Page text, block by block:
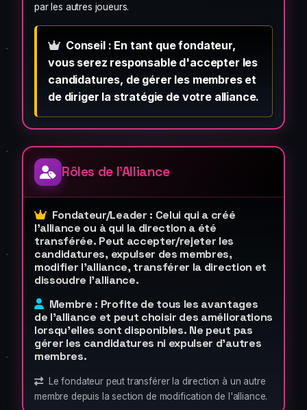
par les autres joueurs.
Conseil : En tant que fondateur,
vous serez responsable d'accepter les
candidatures, de gérer les membres et
de diriger la stratégie de votre alliance.
Rôles de l'Alliance
Fondateur/Leader : Celui qui a créé
l'alliance ou à qui la direction a été
transférée. Peut accepter/rejeter les
candidatures, expulser des membres,
modifier l'alliance, transférer la direction et
dissoudre l'alliance.
Membre : Profite de tous les avantages
de l'alliance et peut choisir des améliorations
lorsqu'elles sont disponibles. Ne peut pas
gérer les candidatures ni expulser d'autres
membres.
Le fondateur peut transférer la direction à un autre
membre depuis la section de modification de l'alliance.